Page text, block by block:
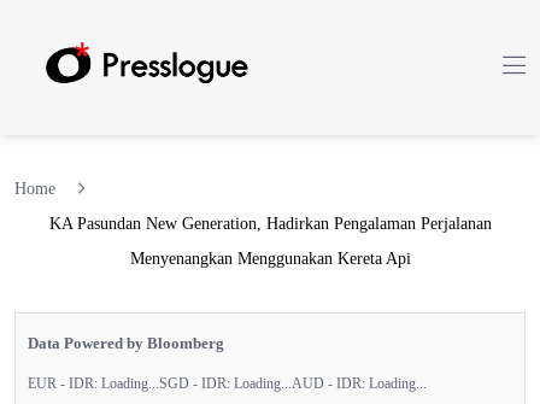
Home
KA Pasundan New Generation, Hadirkan Pengalaman Perjalanan
Menyenangkan Menggunakan Kereta Api
Data Powered by Bloomberg
EUR - IDR: Loading... SGD - IDR: Loading... AUD - IDR: Loading...